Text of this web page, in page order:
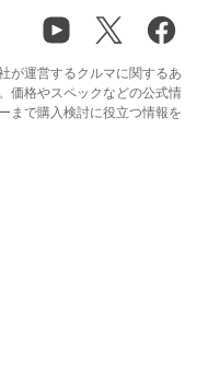
が運営するクルマに関するあ
価格やスペックなどの公式情
まで購入検討に役立つ情報を